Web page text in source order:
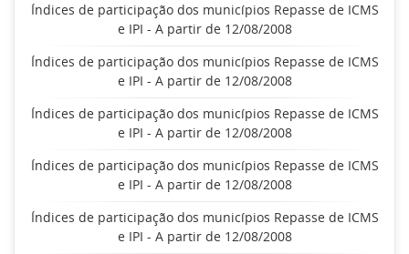
Índices de participação dos municípios Repasse de ICMS
e IPI - A partir de 12/08/2008
Índices de participação dos municípios Repasse de ICMS
e IPI - A partir de 12/08/2008
Índices de participação dos municípios Repasse de ICMS
e IPI - A partir de 12/08/2008
Índices de participação dos municípios Repasse de ICMS
e IPI - A partir de 12/08/2008
Índices de participação dos municípios Repasse de ICMS
e IPI - A partir de 12/08/2008